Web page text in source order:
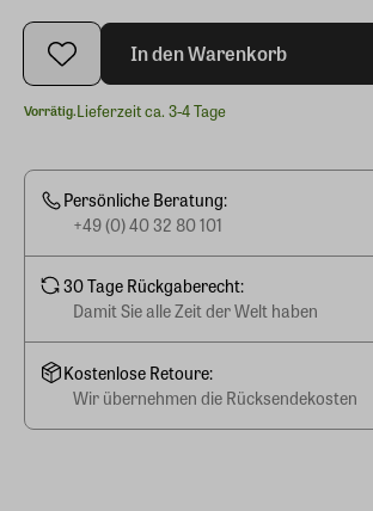
In den Warenkorb
Vorrätig.Lieferzeit ca. 3-4 Tage
Persönliche Beratung:
+49 (0) 40 32 80 101
30 Tage Rückgaberecht:
Damit Sie alle Zeit der Welt haben
Kostenlose Retoure:
Wir übernehmen die Rücksendekosten